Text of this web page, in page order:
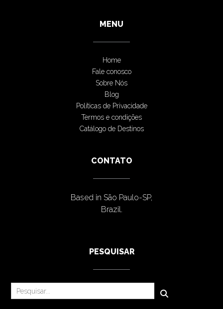
MENU
Home
Fale conosco
Sobre Nós
Blog
Políticas de Privacidade
Termos e condições
Catálogo de Destinos
CONTATO
Based in São Paulo-SP,
Brazil.
PESQUISAR